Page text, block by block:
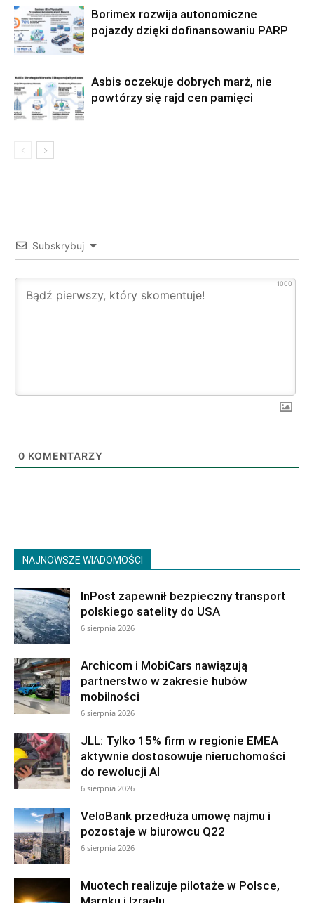
Borimex rozwija autonomiczne
pojazdy dzięki dofinansowaniu PARP
Asbis oczekuje dobrych marż, nie
powtórzy się rajd cen pamięci
Subskrybuj
1000
0 KOMENTARZY
NAJNOWSZE WIADOMOŚCI
InPost zapewnił bezpieczny transport
polskiego satelity do USA
6 sierpnia 2026
Archicom i MobiCars nawiązują
partnerstwo w zakresie hubów
mobilności
6 sierpnia 2026
JLL: Tylko 15% firm w regionie EMEA
aktywnie dostosowuje nieruchomości
do rewolucji AI
6 sierpnia 2026
VeloBank przedłuża umowę najmu i
pozostaje w biurowcu Q22
6 sierpnia 2026
Muotech realizuje pilotaże w Polsce,